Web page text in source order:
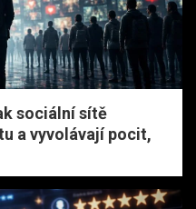
sociální sítě
a vyvolávají pocit,